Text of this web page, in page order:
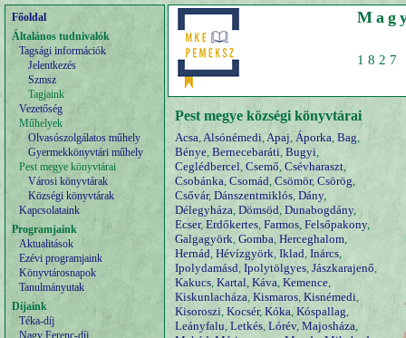
Főoldal
Általános tudnivalók
Tagsági információk
Jelentkezés
Szmsz
Tagjaink
Vezetőség
Műhelyek
Olvasószolgálatos műhely
Gyermekkönyvtári műhely
Pest megye könyvtárai
Városi könyvtárak
Községi könyvtárak
Kapcsolataink
Programjaink
Aktualitások
Ezévi programjaink
Könyvtárosnapok
Tanulmányutak
Díjaink
Téka-díj
Nagy Ferenc-díj
Pest megye községi könyvtárai
Acsa,Alsónémedi,Apaj, Áporka, Bag,
Bénye, Bernecebaráti, Bugyi,
Ceglédbercel, Csemő, Csévharaszt,
Csobánka, Csomád, Csömör, Csörög,
Csővár, Dánszentmiklós, Dány,
Délegyháza, Dömsöd, Dunabogdány,
Ecser, Erdőkertes, Farmos, Felsőpakony,
Galgagyörk, Gomba, Herceghalom,
Hernád, Hévízgyörk, Iklad, Inárcs,
Ipolydamásd, Ipolytölgyes, Jászkarajenő,
Kakucs, Kartal, Káva, Kemence,
Kiskunlacháza, Kismaros, Kisnémedi,
Kisoroszi, Kocsér, Kóka, Kóspallag,
Leányfalu, Letkés, Lórév, Majosháza,